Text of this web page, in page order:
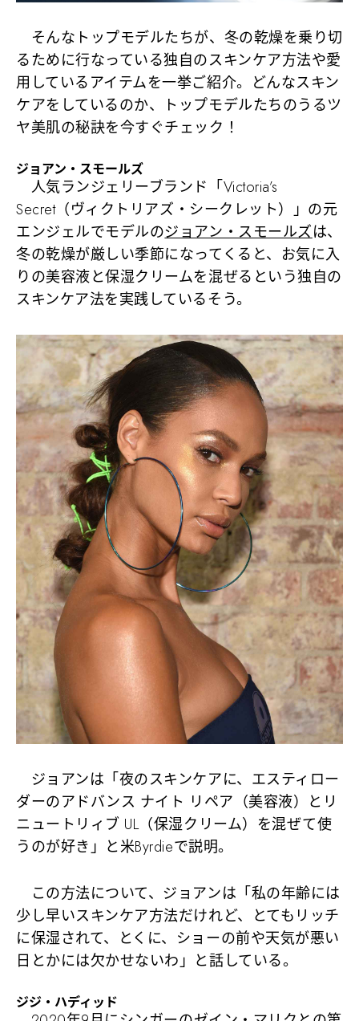
そんなトップモデルたちが、冬の乾燥を乗り切
るために行なっている独自のスキンケア方法や愛
用しているアイテムを一挙ご紹介。どんなスキン
ケアをしているのか、トップモデルたちのうるツ
ヤ美肌の秘訣を今すぐチェック！
ジョアン・スモールズ
人気ランジェリーブランド「Victoria’s
Secret（ヴィクトリアズ・シークレット）」の元
エンジェルでモデルのジョアン・スモールズは、
冬の乾燥が厳しい季節になってくると、お気に入
りの美容液と保湿クリームを混ぜるという独自の
スキンケア法を実践しているそう。
ジョアンは「夜のスキンケアに、エスティロー
ダーのアドバンス ナイト リペア（美容液）とリ
ニュートリィブ UL（保湿クリーム）を混ぜて使
うのが好き」と米Byrdieで説明。
この方法について、ジョアンは​「私の年齢には
少し早いスキンケア方法だけれど、とてもリッチ
に保湿されて、とくに、ショーの前や天気が悪い
日とかには欠かせないわ」と話している。
ジジ・ハディッド